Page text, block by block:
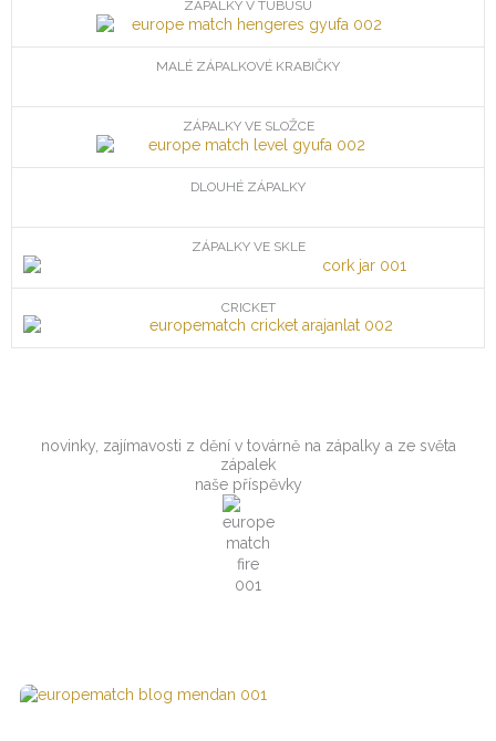
ZÁPALKY V TUBUSU
MALÉ ZÁPALKOVÉ KRABIČKY
ZÁPALKY VE SLOŽCE
DLOUHÉ ZÁPALKY
ZÁPALKY VE SKLE
CRICKET
novinky, zajímavosti z dění v továrně na zápalky a ze světa
zápalek
naše příspěvky